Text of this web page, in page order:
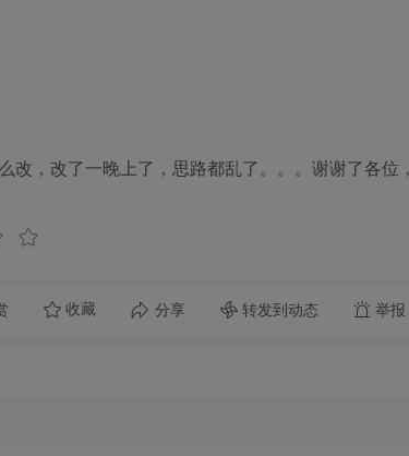
改，改了一晚上了，思路都乱了。。。谢谢了各位
收藏 分享 转发到动态 举报